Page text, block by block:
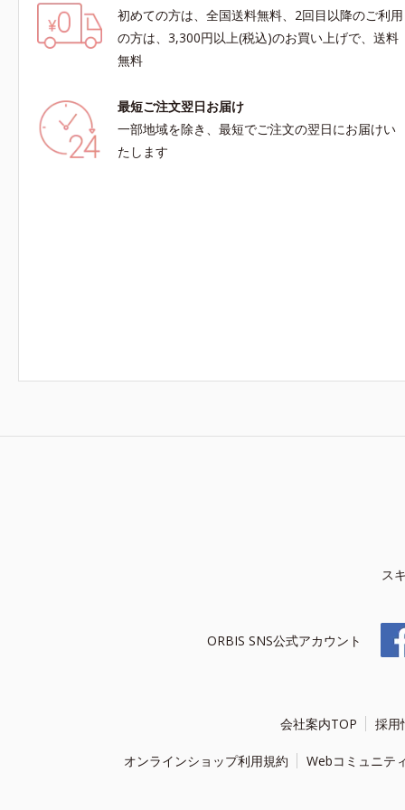
初めての方は、全国送料無料、2回目以降のご利用
の方は、3,300円以上(税込)のお買い上げで、送料
無料
最短ご注文翌日お届け
一部地域を除き、最短でご注文の翌日にお届けい
たします
ス
ORBIS SNS公式アカウント
会社案内TOP 採用
オンラインショップ利用規約 Webコミュニテ